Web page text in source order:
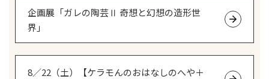
企画展「ガレの陶芸Ⅱ 奇想と幻想の造形世
界」
8／22（土）【ケラモんのおはなしのへや＋